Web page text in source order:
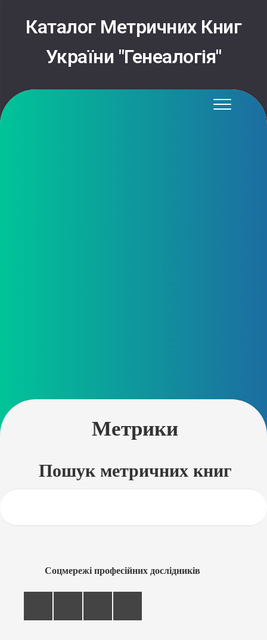
Каталог Метричних Книг
України "Генеалогія"
Метрики
Пошук метричних книг
Соцмережі професійних дослідників